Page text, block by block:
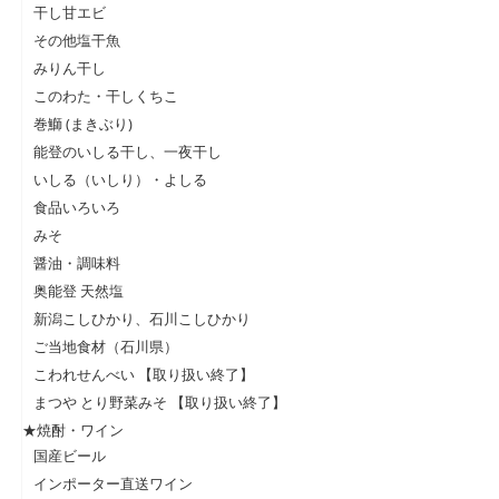
干し甘エビ
その他塩干魚
みりん干し
このわた・干しくちこ
巻鰤 (まきぶり)
能登のいしる干し、一夜干し
いしる（いしり）・よしる
食品いろいろ
みそ
醤油・調味料
奥能登 天然塩
新潟こしひかり、石川こしひかり
ご当地食材（石川県）
こわれせんべい 【取り扱い終了】
まつや とり野菜みそ 【取り扱い終了】
★焼酎・ワイン
国産ビール
インポーター直送ワイン